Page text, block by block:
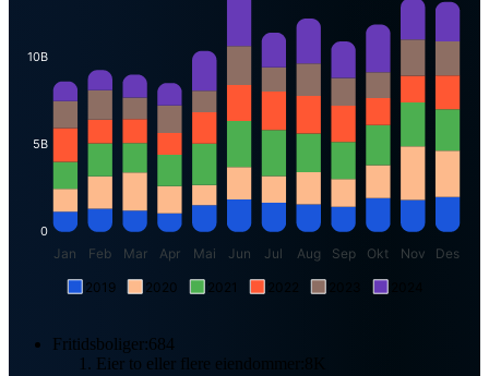
2019 2020 2021 2022
10B
5B
0
Jan Feb Mar Apr Mai Jun Jul Aug Sep Okt Nov Des
Fritidsboliger:684
Eier to eller flere eiendommer: